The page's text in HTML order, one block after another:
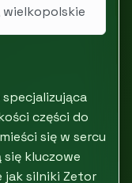
wielkopolskie
części do
się w sercu
się kluczowe
jak silniki Zetor